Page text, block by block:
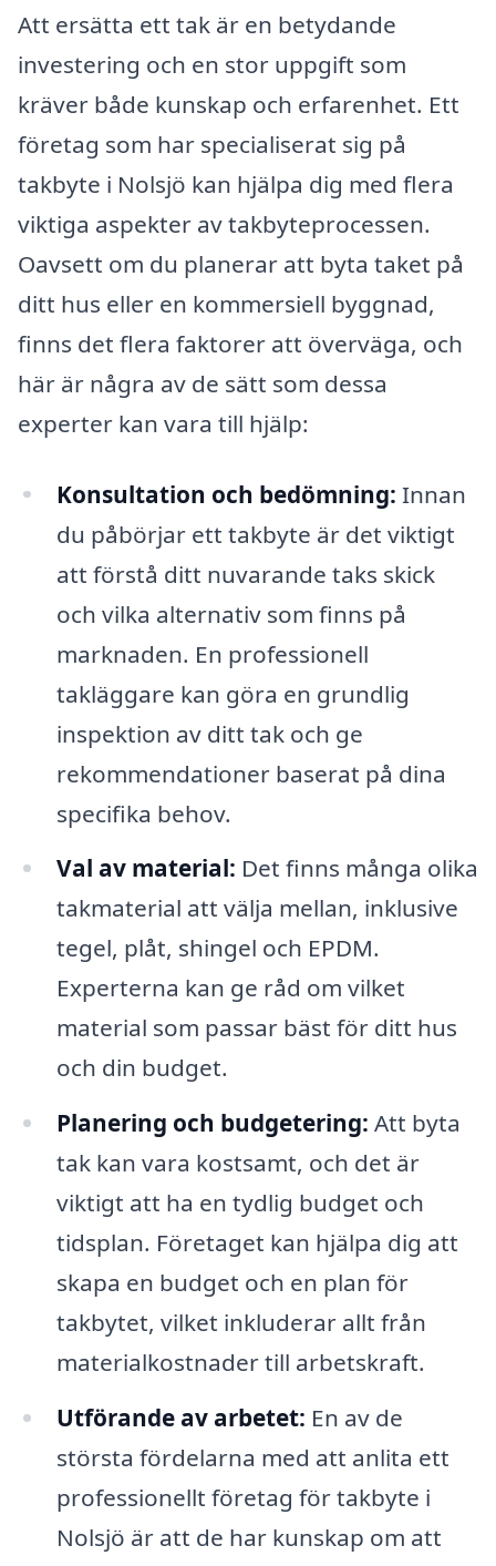
Att ersätta ett tak är en betydande
investering och en stor uppgift som
kräver både kunskap och erfarenhet. Ett
företag som har specialiserat sig på
takbyte i Nolsjö kan hjälpa dig med flera
viktiga aspekter av takbyteprocessen.
Oavsett om du planerar att byta taket på
ditt hus eller en kommersiell byggnad,
finns det flera faktorer att överväga, och
här är några av de sätt som dessa
experter kan vara till hjälp:
Konsultation och bedömning: Innan
du påbörjar ett takbyte är det viktigt
att förstå ditt nuvarande taks skick
och vilka alternativ som finns på
marknaden. En professionell
takläggare kan göra en grundlig
inspektion av ditt tak och ge
rekommendationer baserat på dina
specifika behov.
Val av material: Det finns många olika
takmaterial att välja mellan, inklusive
tegel, plåt, shingel och EPDM.
Experterna kan ge råd om vilket
material som passar bäst för ditt hus
och din budget.
Planering och budgetering: Att byta
tak kan vara kostsamt, och det är
viktigt att ha en tydlig budget och
tidsplan. Företaget kan hjälpa dig att
skapa en budget och en plan för
takbytet, vilket inkluderar allt från
materialkostnader till arbetskraft.
Utförande av arbetet: En av de
största fördelarna med att anlita ett
professionellt företag för takbyte i
Nolsjö är att de har kunskap om att